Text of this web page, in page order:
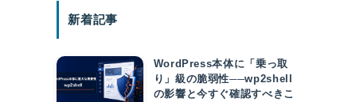
新着記事
WordPress本体に「乗っ取
り」級の脆弱性──wp2shell
の影響と今すぐ確認すべきこ